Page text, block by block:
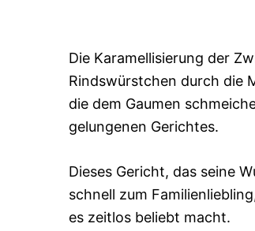
Die Karamellisierung der
Rindswürstchen durch die
die dem Gaumen
gelungenen Gerichtes.
Dieses Gericht, das seine
schnell zum
es zeitlos beliebt macht.